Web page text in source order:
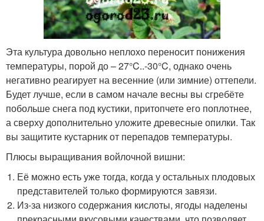
Эта культура довольно неплохо переносит понижения
температуры, порой до – 27°C..-30°C, однако очень
негативно реагирует на весенние (или зимние) оттепели.
Будет лучше, если в самом начале весны вы сгребёте
побольше снега под кустики, притопчете его поплотнее,
а сверху дополнительно уложите древесные опилки. Так
вы защитите кустарник от перепадов температуры.
Плюсы выращивания войлочной вишни:
Её можно есть уже тогда, когда у остальных плодовых
представителей только формируются завязи.
Из-за низкого содержания кислоты, ягоды наделены